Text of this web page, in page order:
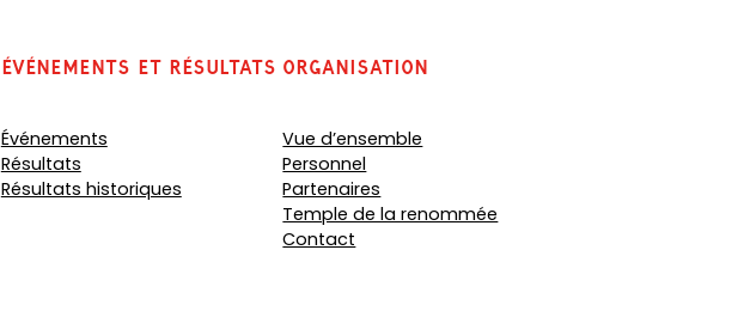
Événements et résultats
Événements
Résultats
Résultats historiques
organisation
Vue d’ensemble
Personnel
Partenaires
Temple de la renommée
Contact